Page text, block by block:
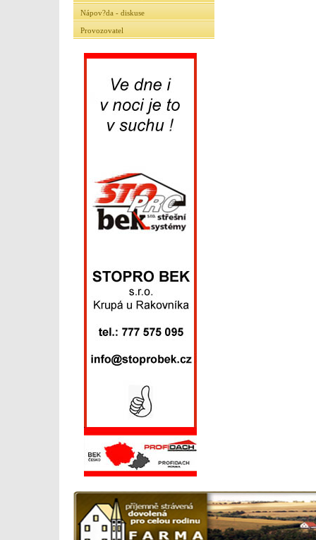
Nápov?da - diskuse
Provozovatel